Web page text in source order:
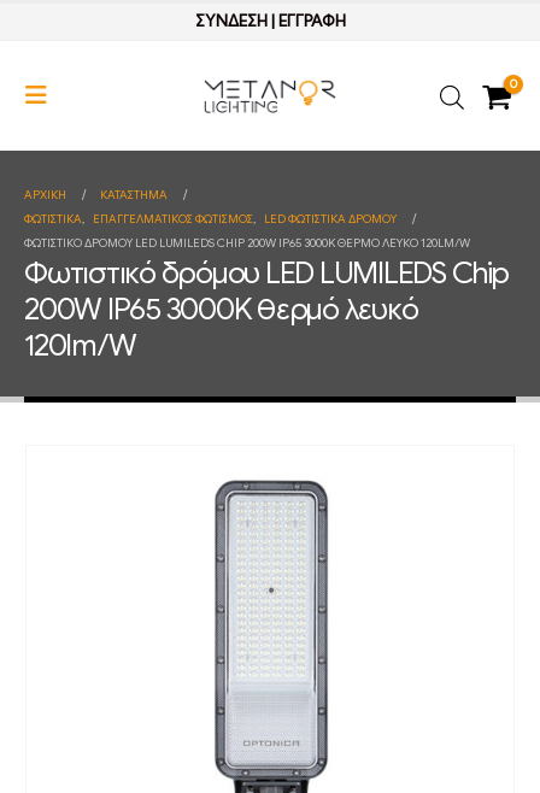
ΣΥΝΔΕΣΗ| ΕΓΓΡΑΦΗ
0
ΑΡΧΙΚΉ
ΚΑΤΆΣΤΗΜΑ
ΦΩΤΙΣΤΙΚΑ, ΕΠΑΓΓΕΛΜΑΤΙΚΟΣ ΦΩΤΙΣΜΟΣ,
LED ΦΩΤΙΣΤΙΚΑ ΔΡΟΜΟΥ
ΦΩΤΙΣΤΙΚΌ ΔΡΌΜΟΥ LED LUMILEDS CHIP 200W IP65 3000K ΘΕΡΜΌ ΛΕΥΚΌ 120LM/W
Φωτιστικό δρόμου LED LUMILEDS Chip
200W IP65 3000K θερμό λευκό
120lm/W